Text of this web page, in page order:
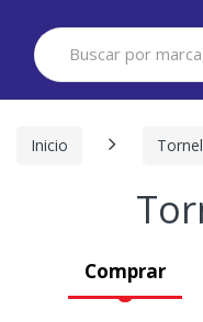
Search
for:
Inicio Tornel
Comprar